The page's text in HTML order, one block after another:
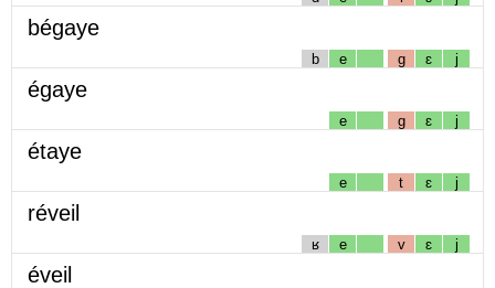
bégaye
b e g ɛ j
égaye
e g ɛ j
étaye
e t ɛ j
réveil
ʁ e v ɛ j
éveil